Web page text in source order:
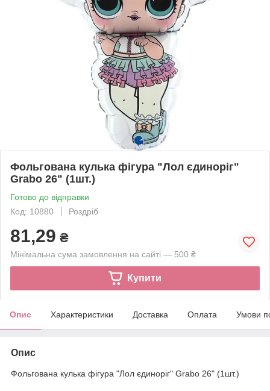
Фольгована кулька фігура "Лол єдиноріг"
Grabo 26" (1шт.)
Готово до відправки
Код: 10880
Роздріб
81,29 ₴
Мінімальна сума замовлення на сайті — 500 ₴
Купити
Опис Характеристики Доставка Оплата Умови
Опис
Фольгована кулька фігура "Лол єдиноріг" Grabo 26" (1шт.)